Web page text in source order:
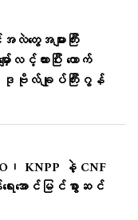
တွေအများကြီး
င့်ထားပြီး ​​တောက်​
လို့ ဒုဗိုလ်ချုပ်ကြီးဂွန်
၊ KNPP နဲ့ CNF
ရေးအောင်မြင်စွာဆင်